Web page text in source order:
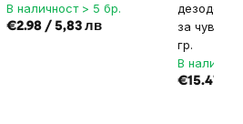
В наличност > 5 бр.
€2.98 / 5,83 лв
за
гр.
В
€15.47 /